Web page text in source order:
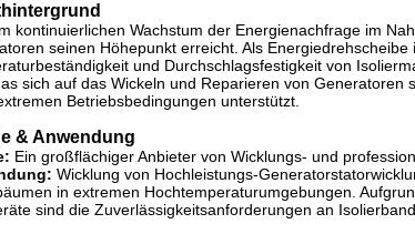
kontinuierlichen Wachstum der Energienachfrage im
seinen Höhepunkt erreicht. Als
und Durchschlagsfestigkeit von
sich auf das Wickeln und Reparieren von
Betriebsbedingungen unterstützt.
& Anwendung
Ein großflächiger Anbieter von Wicklungs- und
Wicklung von Hochleistungs-
in extremen Hochtemperaturumgebungen.
sind die Zuverlässigkeitsanforderungen an